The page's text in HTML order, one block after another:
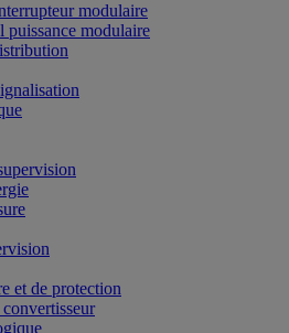
modulaire
modulaire
et de protection